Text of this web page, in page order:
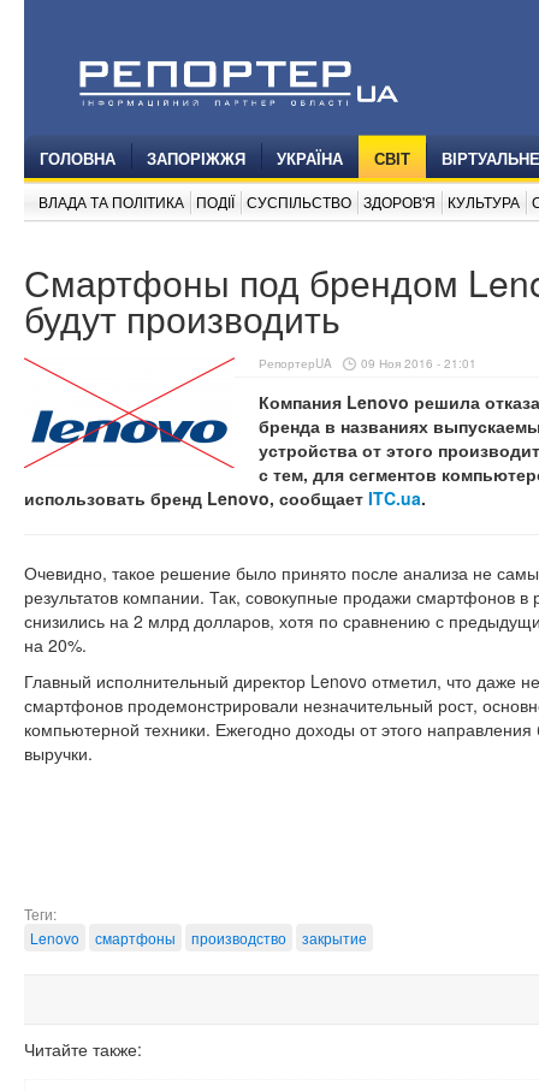
ГОЛОВНА ЗАПОРІЖЖЯ УКРАЇНА СВІТ
ВЛАДА ТА ПОЛІТИКА ПОДІЇ СУСПІЛЬСТВО ЗДОРОВ'Я КУЛЬТУРА
Смартфоны под брендом
будут производить
РепортерUA 09 Ноя 2016 - 21:01
Компания Lenovo решила
бренда в названиях
устройства от этого
с тем, для сегментов
использовать бренд Lenovo, сообщает ITC.ua.
Очевидно, такое решение было принято после анализа не
результатов компании. Так, совокупные продажи смартфонов
снизились на 2 млрд долларов, хотя по сравнению с
на 20%.
Главный исполнительный директор Lenovo отметил, что даже
смартфонов продемонстрировали незначительный рост,
компьютерной техники. Ежегодно доходы от этого
выручки.
Теги:
Lenovo
смартфоны производство закрытие
Читайте также: